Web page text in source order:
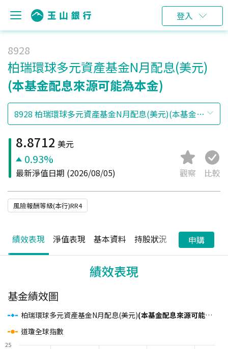
登入
8928
柏瑞環球多元資產基金N月配息(美元)
(本基金配息來源可能為本金)
8.8712 美元
0.93%
最新淨值日期 (2026/08/05) 觀察 比較
風險報酬等級(本行)RR4
績效表現 淨值表現 基本資料 持股狀況 配息狀況
申購
績效表現
基金績效圖
柏瑞環球多元資產基金N月配息(美元)(本基金配息來源可能為本金)
道瓊全球指數
25